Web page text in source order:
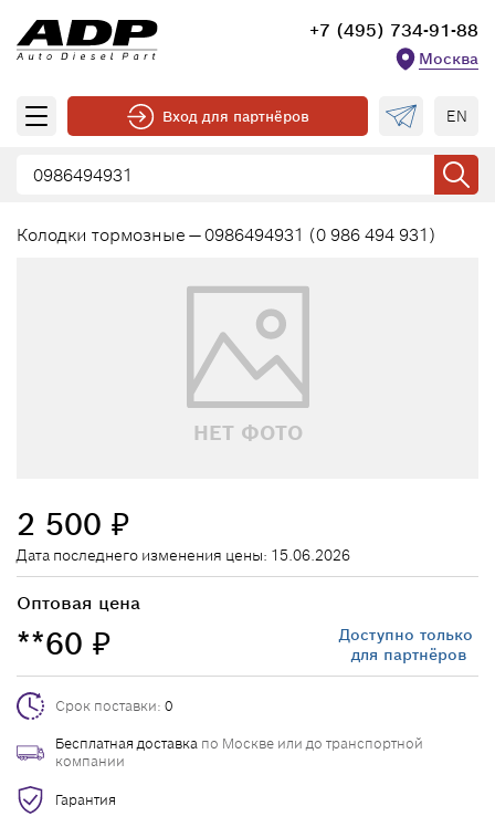
+7 (495) 734-91-88
Москва
Вход для партнёров EN
Колодки тормозные — 0986494931 (0 986 494 931)
НЕТ ФОТО
2 500 ₽
Дата последнего изменения цены: 15.06.2026
Оптовая цена
**60 ₽
Доступно только
для партнёров
Срок поставки: 0
Бесплатная доставка по Москве или до транспортной
компании
Гарантия